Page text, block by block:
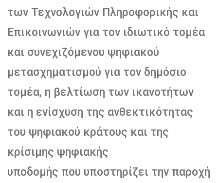
των Τεχνολογιών Πληροφορικής και
Επικοινωνιών για τον ιδιωτικό τομέα
και συνεχιζόμενου ψηφιακού
μετασχηματισμού για τον δημόσιο
τομέα, η βελτίωση των ικανοτήτων
και η ενίσχυση της ανθεκτικότητας
του ψηφιακού κράτους και της
κρίσιμης ψηφιακής
υποδομής που υποστηρίζει την παροχή